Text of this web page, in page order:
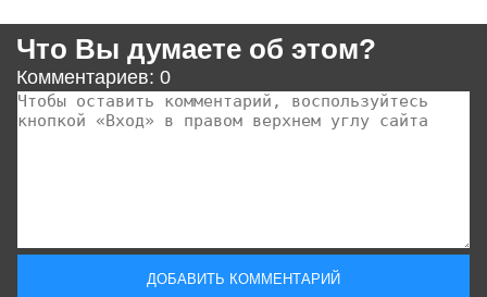
Что Вы думаете об этом?
Комментариев: 0